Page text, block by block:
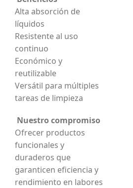
Alta absorción de
líquidos
Resistente al uso
continuo
Económico y
reutilizable
Versátil para múltiples
tareas de limpieza
Nuestro compromiso
Ofrecer productos
funcionales y
duraderos que
garanticen eficiencia y
rendimiento en labores